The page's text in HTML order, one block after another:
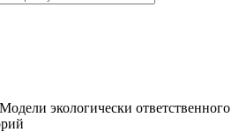
экологически ответственного